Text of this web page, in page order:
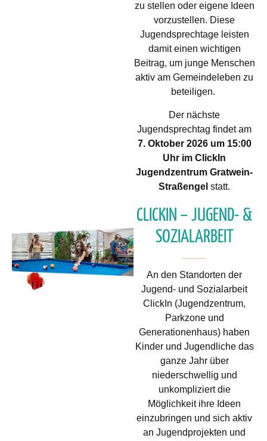
zu stellen oder eigene Ideen
vorzustellen. Diese
Jugendsprechtage leisten
damit einen wichtigen
Beitrag, um junge Menschen
aktiv am Gemeindeleben zu
beteiligen.
Der nächste
Jugendsprechtag findet am
7. Oktober 2026 um 15:00
Uhr im ClickIn
Jugendzentrum Gratwein-
Straßengel statt.
CLICKIN – JUGEND- &
SOZIALARBEIT
An den Standorten der
Jugend- und Sozialarbeit
ClickIn (Jugendzentrum,
Parkzone und
Generationenhaus) haben
Kinder und Jugendliche das
ganze Jahr über
niederschwellig und
unkompliziert die
Möglichkeit ihre Ideen
einzubringen und sich aktiv
an Jugendprojekten und